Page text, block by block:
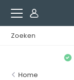
Home